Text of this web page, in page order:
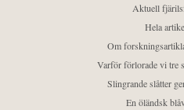
Aktuell
Hela
Om
Varför förlorade vi tre
Slingrande slåtter
En öländsk